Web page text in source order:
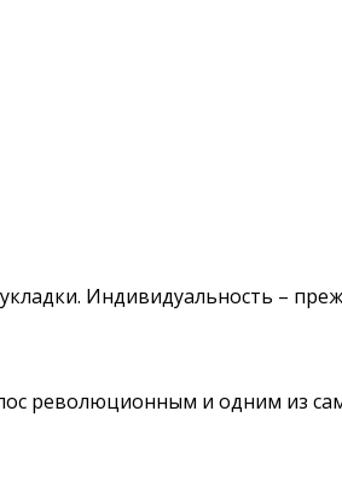
Индивидуальность –
революционным и одним из